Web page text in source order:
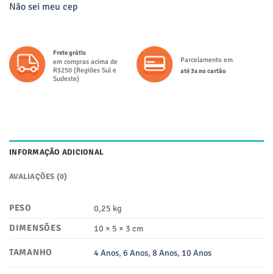
Não sei meu cep
Frete grátis
em compras acima de
R$250 (Regiões Sul e
Sudeste)
Parcelamento em
até 3x no cartão
INFORMAÇÃO ADICIONAL
AVALIAÇÕES (0)
PESO
0,25 kg
DIMENSÕES
10 × 5 × 3 cm
TAMANHO 4 Anos,6 Anos,8 Anos, 10 Anos